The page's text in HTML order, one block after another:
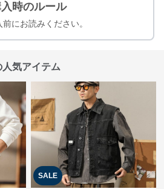
時のルール
にお読みください。
人気アイテム
SALE